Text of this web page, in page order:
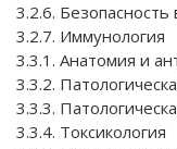
3.2.6.
3.2.7. Иммунология
3.3.1. Анатомия и
3.3.2.
3.3.3.
3.3.4. Токсикология